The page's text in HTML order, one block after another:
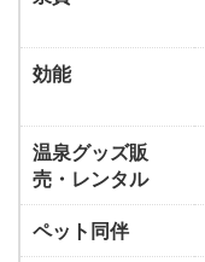
効能
温泉グッズ販
売・レンタル
ペット同伴